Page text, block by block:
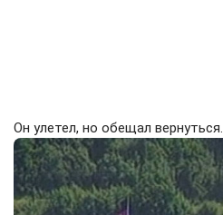
Он улетел, но обещал вернуться.